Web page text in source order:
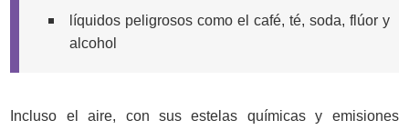
líquidos peligrosos como el café, té, soda, flúor y
alcohol
Incluso el aire, con sus estelas químicas y emisiones